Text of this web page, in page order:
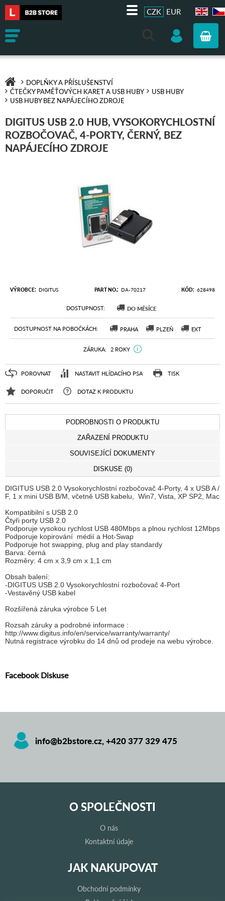
EN CZ
CZK EUR
DOPLŇKY A PŘÍSLUŠENSTVÍ
ČTEČKY PAMĚŤOVÝCH KARET A USB HUBY
USB HUBY
USB HUBY BEZ NAPÁJECÍHO ZDROJE
DIGITUS USB 2.0 HUB, VYSOKORYCHLOSTNÍ
ROZBOČOVAČ, 4-PORTY, ČERNÝ, BEZ
NAPÁJECÍHO ZDROJE
VÝROBCE DIGITUS PART NO. DA-70217 KÓD 628498
DOSTUPNOST DO MĚSÍCE
DOSTUPNOST NA POBOČKÁCH PRAHA PLZEŇ EXT
ZÁRUKA 2 ROKY
POROVNAT NASTAVIT HLÍDACÍHO PSA TISK
DOPORUČIT DOTAZ K PRODUKTU
PODROBNOSTI O PRODUKTU
ZAŘAZENÍ PRODUKTU
SOUVISEJÍCÍ DOKUMENTY
DISKUSE (0)
DIGITUS USB 2.0 Vysokorychlostní rozbočovač 4-Porty, 4 x USB A /
F, 1 x mini USB B/M, včetně USB kabelu, Win7, Vista, XP SP2, Mac
Kompatibilní s USB 2.0
Čtyři porty USB 2.0
Podporuje vysokou rychlost USB 480Mbps a plnou rychlost 12Mbps
Podporuje kopirování médií a Hot-Swap
Podporuje hot swapping, plug and play standardy
Barva: černá
Rozměry: 4 cm x 3,9 cm x 1,1 cm
Obsah balení:
-DIGITUS USB 2.0 Vysokorychlostní rozbočovač 4-Port
-Vestavěný USB kabel
Rozšířená záruka výrobce 5 Let
Rozsah záruky a podrobné informace :
http://www.digitus.info/en/service/warranty/warranty/
Nutná registrace výrobku do 14 dnů od prodeje na webu výrobce.
Facebook Diskuse
info@b2bstore.cz, +420 377 329 475
O SPOLEČNOSTI
O nás
Kontaktní údaje
JAK NAKUPOVAT
Obchodní podmínky